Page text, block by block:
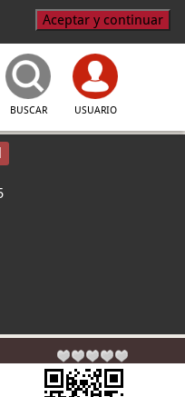
Aceptar y continuar
BUSCAR USUARIO